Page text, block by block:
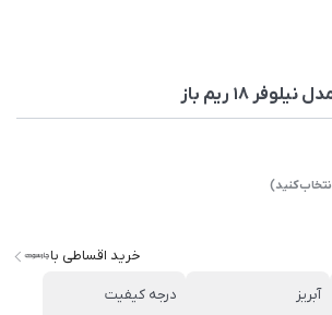
18 ریم باز
خرید اقساطی با
آبریز
درجه کیفیت